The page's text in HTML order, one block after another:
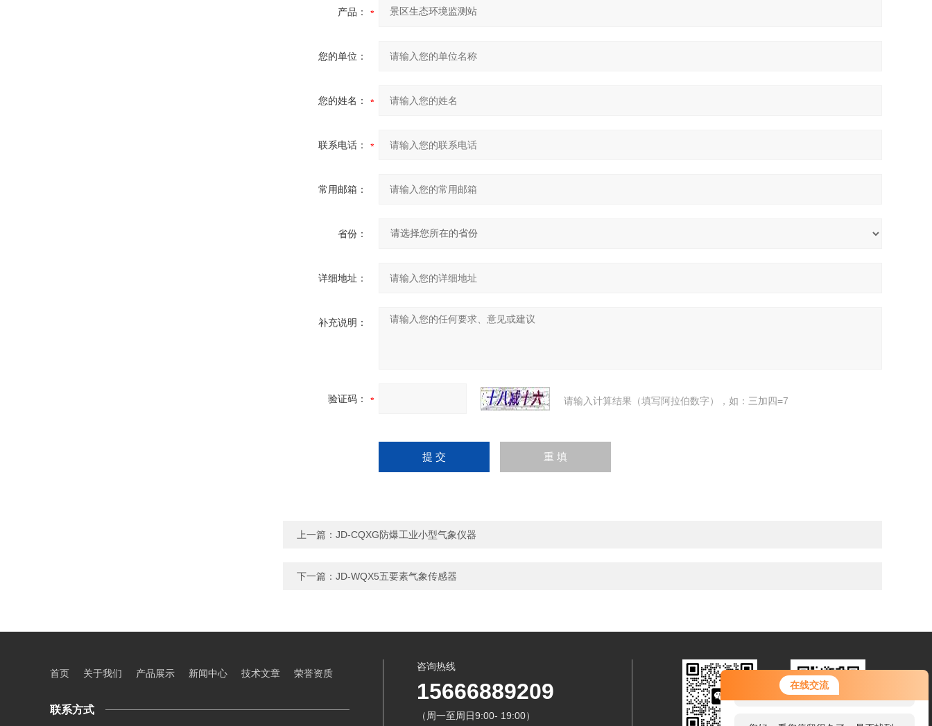
在线交流
您好！欢迎前来咨询，很高兴为您
服务，请问您要咨询什么问题呢？
产品：
您的单位：
您的姓名：
联系电话：
常用邮箱：
省份：
详细地址：
补充说明：
验证码： 请输入计算结果（填写阿拉伯数字），如：三加四=7
上一篇： JD-CQXG防爆工业小型气象仪器
下一篇： JD-WQX5五要素气象传感器
首页 关于我们 产品展示 新闻中心 技术文章 荣誉资质
联系方式
咨询热线
15666889209
（周一至周日9:00- 19:00）